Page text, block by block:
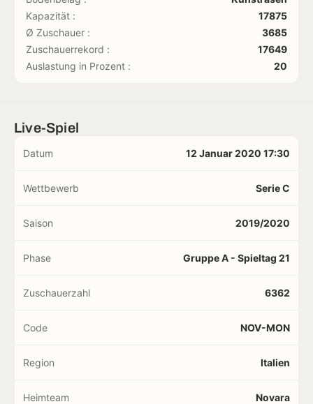
Kapazität :
17875
Ø Zuschauer :
3685
Zuschauerrekord :
17649
Auslastung in Prozent :
20
Live-Spiel
Datum 12 Januar 2020 17:30
Wettbewerb Serie C
Saison 2019/2020
Phase Gruppe A - Spieltag 21
Zuschauerzahl 6362
Code NOV-MON
Region Italien
Heimteam Novara